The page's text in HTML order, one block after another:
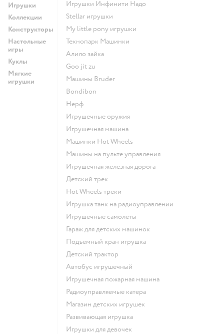
Игрушки
Коллекции
Конструкторы
Настольные
игры
Куклы
Мягкие
игрушки
Игрушки Инфинити Надо
Stellar игрушки
my little pony игрушки
Технопарк Машинки
Алило зайка
Goo jit zu
Машины Bruder
Bondibon
Нерф
Игрушечные оружия
Игрушечная машина
Машинки Hot Wheels
Машины на пульте управления
Игрушечная железная дорога
Детский трек
Hot Wheels треки
Игрушка танк на радиоуправлении
Игрушечные самолеты
Гараж для детских машинок
Подъемный кран игрушка
Детский трактор
Автобус игрушечный
Игрушечная пожарная машина
Радиоуправляемые катера
Магазин детских игрушек
Развивающая игрушка
Игрушки для девочек